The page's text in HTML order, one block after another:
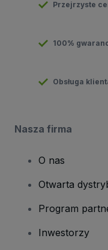
Przejrzyste
100%
Obsługa
Nasza firma
O nas
Otwarta
Program
Inwestorzy